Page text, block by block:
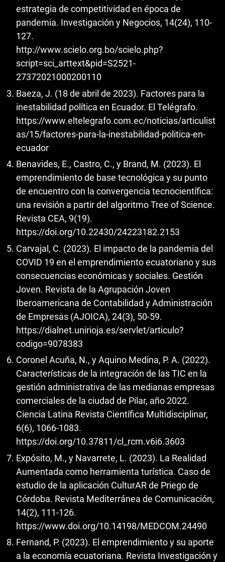
estrategia de competitividad en época de
pandemia. Investigación y Negocios, 14(24), 110-
127.
http://www.scielo.org.bo/scielo.php?
script=sci_arttext&pid=S2521-
27372021000200110
Baeza, J. (18 de abril de 2023). Factores para la
inestabilidad política en Ecuador. El Telégrafo.
https://www.eltelegrafo.com.ec/noticias/articulist
as/15/factores-para-la-inestabilidad-politica-en-
ecuador
Benavides, E., Castro, C., y Brand, M. (2023). El
emprendimiento de base tecnológica y su punto
de encuentro con la convergencia tecnocientífica:
una revisión a partir del algoritmo Tree of Science.
Revista CEA, 9(19).
https://doi.org/10.22430/24223182.2153
Carvajal, C. (2023). El impacto de la pandemia del
COVID 19 en el emprendimiento ecuatoriano y sus
consecuencias económicas y sociales. Gestión
Joven. Revista de la Agrupación Joven
Iberoamericana de Contabilidad y Administración
de Empresas (AJOICA), 24(3), 50-59.
https://dialnet.unirioja.es/servlet/articulo?
codigo=9078383
Coronel Acuña, N., y Aquino Medina, P. A. (2022).
Características de la integración de las TIC en la
gestión administrativa de las medianas empresas
comerciales de la ciudad de Pilar, año 2022.
Ciencia Latina Revista Científica Multidisciplinar,
6(6), 1066-1083.
https://doi.org/10.37811/cl_rcm.v6i6.3603
Expósito, M., y Navarrete, L. (2023). La Realidad
Aumentada como herramienta turística. Caso de
estudio de la aplicación CulturAR de Priego de
Córdoba. Revista Mediterránea de Comunicación,
14(2), 111-126.
https://www.doi.org/10.14198/MEDCOM.24490
Fernand, P. (2023). El emprendimiento y su aporte
a la economía ecuatoriana. Revista Investigación y